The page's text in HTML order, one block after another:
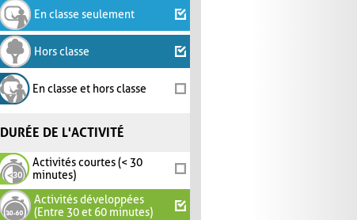
En classe seulement
Hors classe
En classe et hors classe
DURÉE DE L'ACTIVITÉ
Activités courtes (< 30
minutes)
Activités développées
(Entre 30 et 60 minutes)